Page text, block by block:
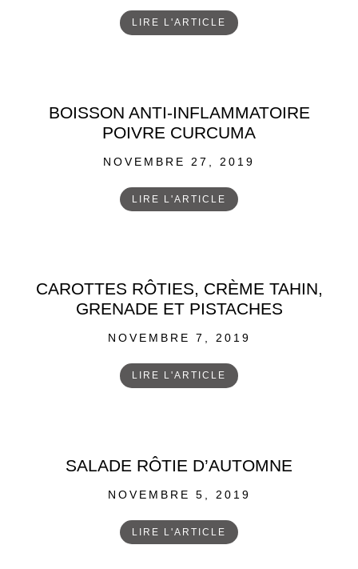
LIRE L'ARTICLE
BOISSON ANTI-INFLAMMATOIRE
POIVRE CURCUMA
POSTED
NOVEMBRE 27, 2019
LIRE L'ARTICLE
CAROTTES RÔTIES, CRÈME TAHIN,
GRENADE ET PISTACHES
POSTED
NOVEMBRE 7, 2019
LIRE L'ARTICLE
SALADE RÔTIE D’AUTOMNE
POSTED
NOVEMBRE 5, 2019
LIRE L'ARTICLE